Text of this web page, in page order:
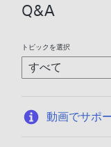
Q&A
トピックを選択
動画でサポ